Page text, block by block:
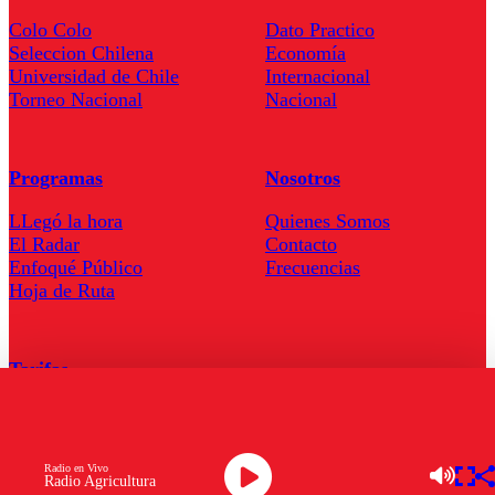
Radio Agricultura
Radio en Vivo
Colo Colo
Seleccion Chilena
Universidad de Chile
Torneo Nacional
Dato Practico
Economía
Internacional
Nacional
Programas
LLegó la hora
El Radar
Enfoqué Público
Hoja de Ruta
Nosotros
Quienes Somos
Contacto
Frecuencias
Tarifas